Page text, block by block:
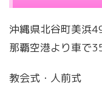
沖縄県北谷町美浜
那覇空港より車で
教会式・人前式